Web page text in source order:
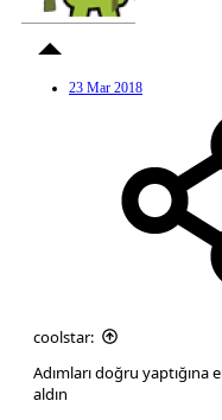
23 Mar 2018
coolstar:
Adımları doğru
aldın